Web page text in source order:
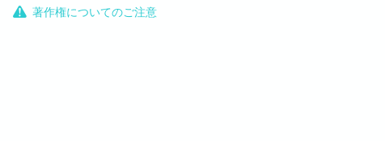
著作権についてのご注意